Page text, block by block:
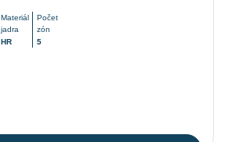
Materiál
jadra
HR
Počet
zón
5